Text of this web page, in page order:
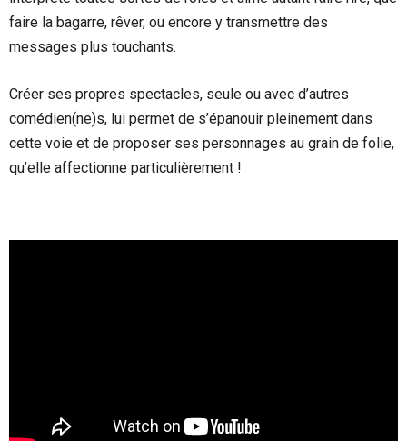
faire la bagarre, rêver, ou encore y transmettre des
messages plus touchants.
Créer ses propres spectacles, seule ou avec d’autres
comédien(ne)s, lui permet de s’épanouir pleinement dans
cette voie et de proposer ses personnages au grain de folie,
qu’elle affectionne particulièrement !